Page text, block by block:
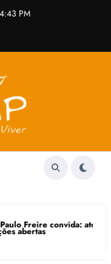
PM
ato público e pedagógica